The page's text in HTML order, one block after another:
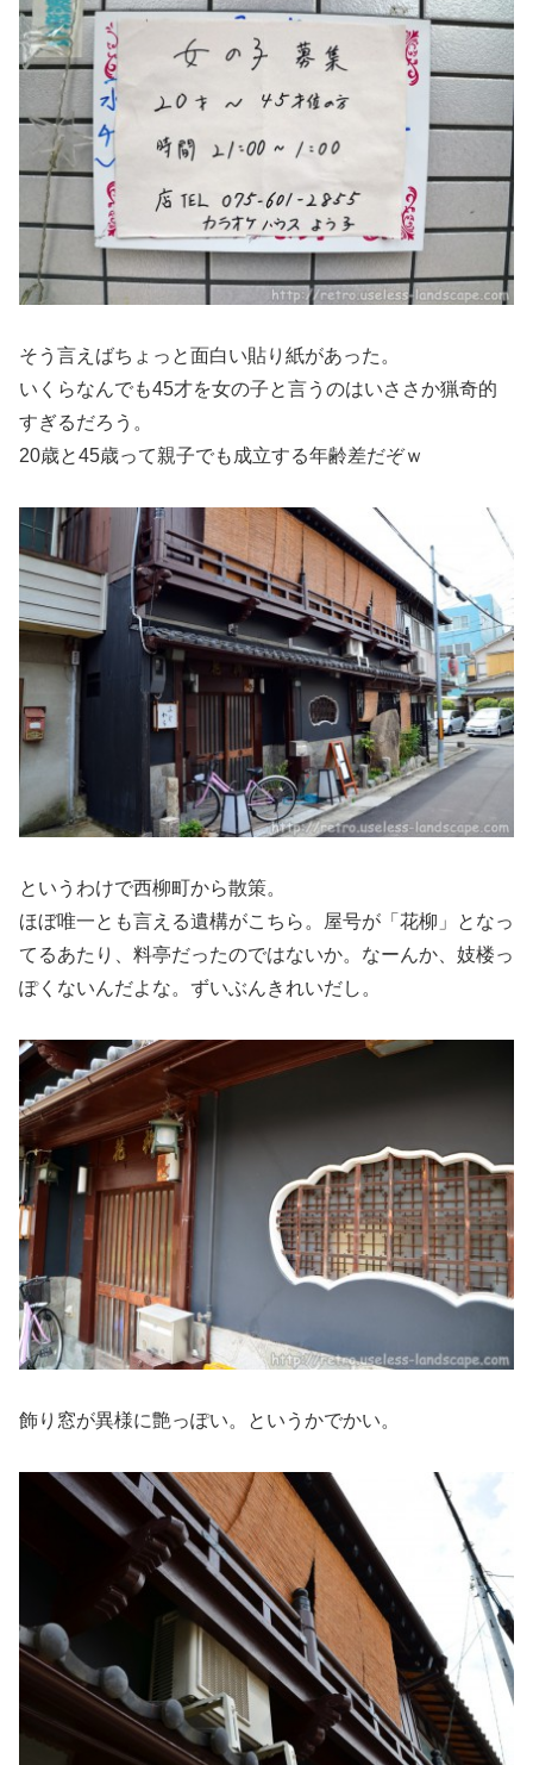
そう言えばちょっと面白い貼り紙があった。
いくらなんでも45才を女の子と言うのはいささか猟奇的
すぎるだろう。
20歳と45歳って親子でも成立する年齢差だぞｗ
というわけで西柳町から散策。
ほぼ唯一とも言える遺構がこちら。屋号が「花柳」となっ
てるあたり、料亭だったのではないか。なーんか、妓楼っ
ぽくないんだよな。ずいぶんきれいだし。
飾り窓が異様に艶っぽい。というかでかい。